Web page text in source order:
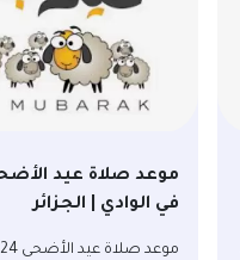
في الوادي | الجزائر